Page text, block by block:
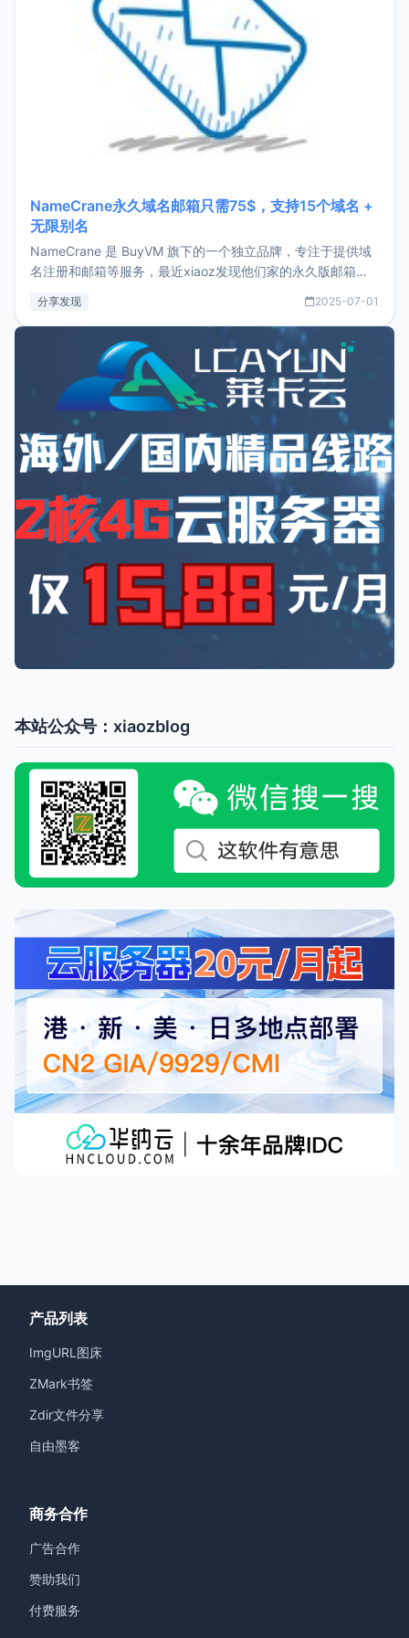
NameCrane永久域名邮箱只需75$，支持15个域名 +
无限别名
NameCrane 是 BuyVM 旗下的一个独立品牌，专注于提供域
名注册和邮箱等服务，最近xiaoz发现他们家的永久版邮箱服
又实惠的域名邮箱，不妨尝试一下 NameCrane。注册
NameCraneNameCrane不支持直接注册，必须要购买
分享发现 2025-07-01
本站公众号：xiaozblog
产品列表
ImgURL图床
ZMark书签
Zdir文件分享
自由墨客
商务合作
广告合作
赞助我们
付费服务